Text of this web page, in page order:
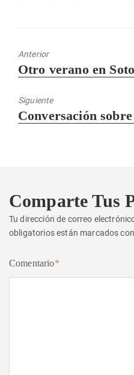
Anterior
Entrada
Otro verano en
Siguiente
Entrada
Conversación
Comparte Tus
Tu dirección de correo
obligatorios están marcados
Comentario*